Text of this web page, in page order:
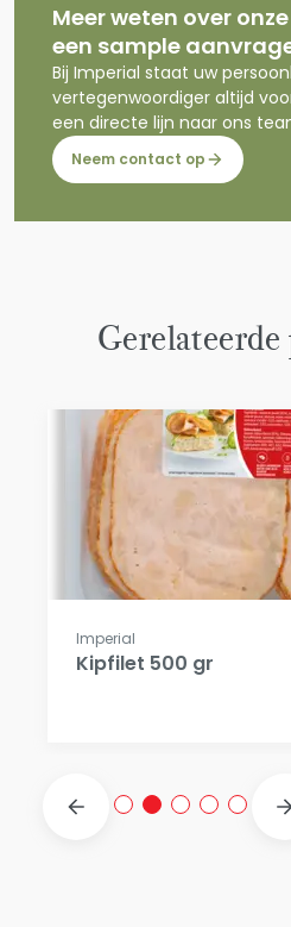
Meer weten over
een sample
Bij Imperial staat uw
vertegenwoordiger altijd
een directe lijn naar ons
Neem contact op
Imperial
Kipfilet 500 gr